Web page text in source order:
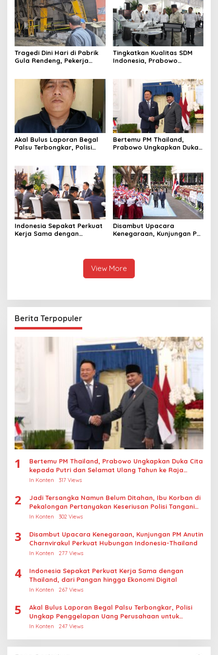
Tragedi Dini Hari di Pabrik
Gula Rendeng, Pekerja
Tingkatkan Kualitas SDM
Indonesia, Prabowo
Terbaik Dunia
Akal Bulus Laporan Begal
Palsu Terbongkar, Polisi
Bertemu PM Thailand,
Prabowo Ungkapkan Duka
Raja Thailand
Indonesia Sepakat Perkuat
Kerja Sama dengan
Disambut Upacara
Kenegaraan, Kunjungan PM
Thailand
View More
Berita Terpopuler
1
Bertemu PM Thailand, Prabowo Ungkapkan Duka Cita
kepada Putri dan Selamat Ulang Tahun ke Raja
Thailand
In Konten 317 Views
2
Jadi Tersangka Namun Belum Ditahan, Ibu Korban di
Pekalongan Pertanyakan Keseriusan Polisi Tangani
Kasus Rudapksa Sampai Anaknya Hamil
In Konten 302 Views
3
Disambut Upacara Kenegaraan, Kunjungan PM Anutin
Charnvirakul Perkuat Hubungan Indonesia-Thailand
In Konten 277 Views
4
Indonesia Sepakat Perkuat Kerja Sama dengan
Thailand, dari Pangan hingga Ekonomi Digital
In Konten 267 Views
5
Akal Bulus Laporan Begal Palsu Terbongkar, Polisi
Ungkap Penggelapan Uang Perusahaan untuk
Crypto
In Konten 247 Views